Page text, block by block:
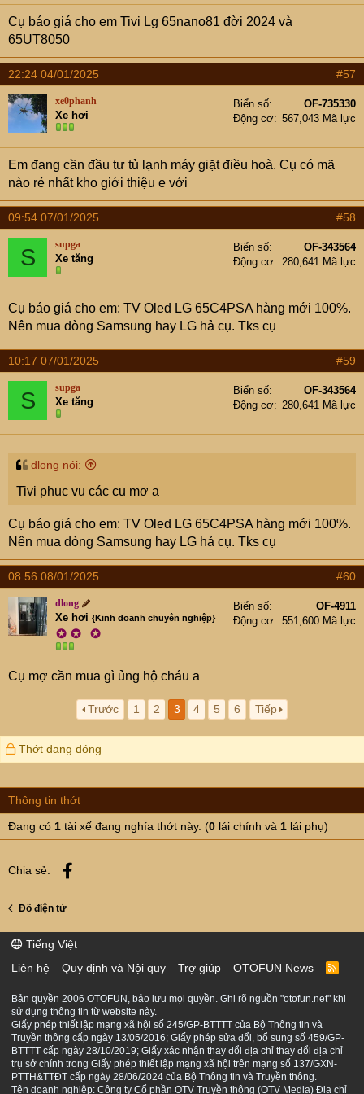
Cụ báo giá cho em Tivi Lg 65nano81 đời 2024 và
65UT8050
22:24 04/01/2025 #57
xe0phanh
Xe hơi
Biển số
OF-735330
Động cơ
567,043 Mã lực
Em đang cần đầu tư tủ lạnh máy giặt điều hoà. Cụ có mã
nào rẻ nhất kho giới thiệu e với
09:54 07/01/2025 #58
S supga
Xe tăng
Biển số
OF-343564
Động cơ
280,641 Mã lực
Cụ báo giá cho em: TV Oled LG 65C4PSA hàng mới 100%.
Nên mua dòng Samsung hay LG hả cụ. Tks cụ
10:17 07/01/2025 #59
S supga
Xe tăng
Biển số
OF-343564
Động cơ
280,641 Mã lực
dlong nói:
Tivi phục vụ các cụ mợ a
Cụ báo giá cho em: TV Oled LG 65C4PSA hàng mới 100%.
Nên mua dòng Samsung hay LG hả cụ. Tks cụ
08:56 08/01/2025 #60
dlong
Xe hơi {Kinh doanh chuyên nghiệp}
✪ ✪ ✪
Biển số
OF-4911
Động cơ
551,600 Mã lực
Cụ mợ cần mua gì ủng hộ cháu a
Trước 1 2 3 4 5 6 Tiếp
Thớt đang đóng
Thông tin thớt
Đang có 1 tài xế đang nghía thớt này. (0 lái chính và 1 lái phụ)
Chia sẻ:
Đồ điện tử
Tiếng Việt
Liên hệ
Quy định và Nội quy Trợ giúp OTOFUN News
R
S
Bản quyền 2006 OTOFUN, bảo lưu mọi quyền. Ghi rõ nguồn "otofun.net" khi
sử dụng thông tin từ website này.
Giấy phép thiết lập mạng xã hội số 245/GP-BTTTT của Bộ Thông tin và
Truyền thông cấp ngày 13/05/2016; Giấy phép sửa đổi, bổ sung số 459/GP-
BTTTT cấp ngày 28/10/2019; Giấy xác nhận thay đổi địa chỉ thay đổi địa chỉ
trụ sở chính trong Giấy phép thiết lập mạng xã hội trên mạng số 137/GXN-
PTTH&TTĐT cấp ngày 28/06/2024 của Bộ Thông tin và Truyền thông.
Tên doanh nghiệp: Công ty Cổ phần OTV Truyền thông (OTV Media) Địa chỉ